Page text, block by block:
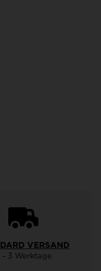
VERSAND
- 3 Werktage